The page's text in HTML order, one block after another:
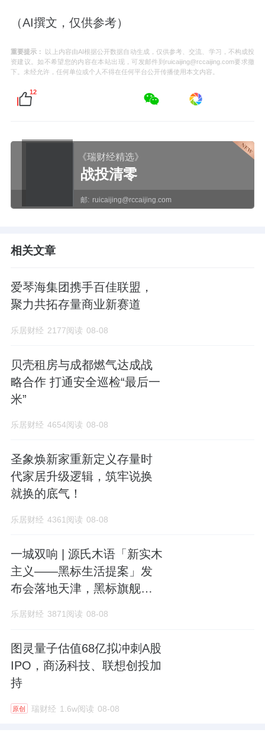
（AI撰文，仅供参考）
重要提示：
以上内容由AI根据公开数据自动生成，仅供参考、交流、学习，不构成投
资建议。如不希望您的内容在本站出现，可发邮件到ruicaijing@rccaijing.com要求撤
下。未经允许，任何单位或个人不得在任何平台公开传播使用本文内容。
12
《瑞财经精选》
战投清零
邮: ruicaijing@rccaijing.com
相关文章
爱琴海集团携手百佳联盟，
聚力共拓存量商业新赛道
乐居财经 2177阅读 08-08
贝壳租房与成都燃气达成战
略合作 打通安全巡检“最后一
米”
乐居财经 4654阅读 08-08
圣象焕新家重新定义存量时
代家居升级逻辑，筑牢说换
就换的底气！
乐居财经 4361阅读 08-08
一城双响 | 源氏木语「新实木
主义——黑标生活提案」发
布会落地天津，黑标旗舰店
乐居财经 3871阅读 08-08
图灵量子估值68亿拟冲刺A股
IPO，商汤科技、联想创投加
持
原创 瑞财经 1.6w阅读 08-08